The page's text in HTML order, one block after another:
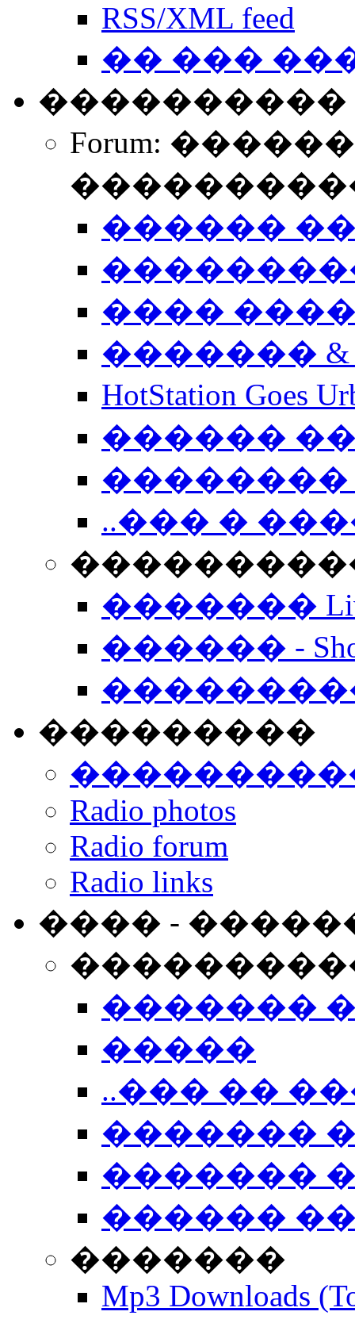
RSS/XML feed
�� ���
����������
Forum:
������
����
�������
HotStation
������
��������
..��� �
����������
�������
������ -
���������
Radio photos
Radio forum
Radio links
���� -
�������
�����
..��� ��
�������
�������
������
�������
Mp3 Downloads